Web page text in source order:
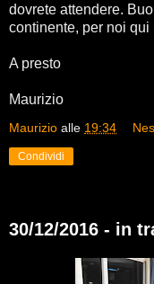
dovrete attendere.
continente, per noi
A presto
Maurizio
Maurizio alle 19:34
Condividi
30/12/2016 - in